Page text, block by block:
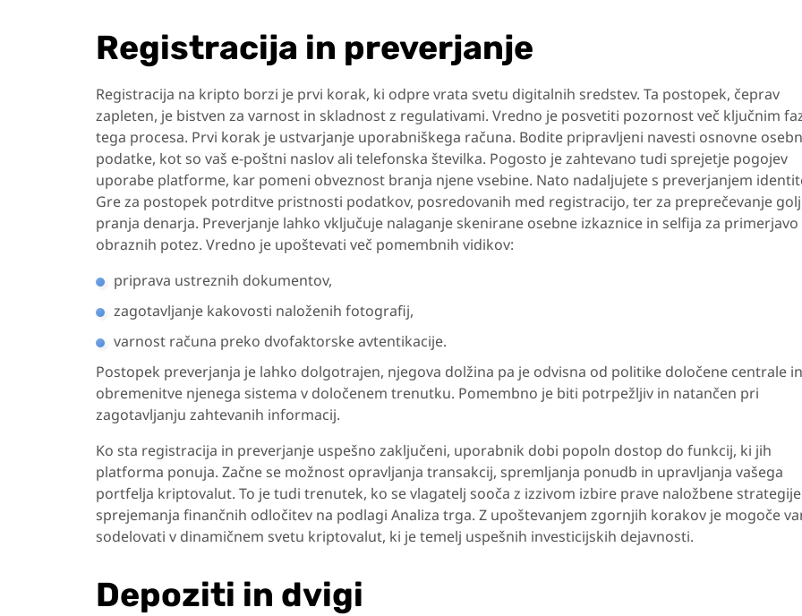
Registracija in preverjanje
Registracija na kripto borzi je prvi korak, ki odpre vrata svetu digitalnih sredstev. Ta postopek, čeprav
zapleten, je bistven za varnost in skladnost z regulativami. Vredno je posvetiti pozornost več ključnim
tega procesa. Prvi korak je ustvarjanje uporabniškega računa. Bodite pripravljeni navesti osnovne
podatke, kot so vaš e-poštni naslov ali telefonska številka. Pogosto je zahtevano tudi sprejetje pogojev
uporabe platforme, kar pomeni obveznost branja njene vsebine. Nato nadaljujete s preverjanjem
Gre za postopek potrditve pristnosti podatkov, posredovanih med registracijo, ter za preprečevanje
pranja denarja. Preverjanje lahko vključuje nalaganje skenirane osebne izkaznice in selfija za primerjavo
obraznih potez. Vredno je upoštevati več pomembnih vidikov:
priprava ustreznih dokumentov,
zagotavljanje kakovosti naloženih fotografij,
varnost računa preko dvofaktorske avtentikacije.
Postopek preverjanja je lahko dolgotrajen, njegova dolžina pa je odvisna od politike določene centrale in
obremenitve njenega sistema v določenem trenutku. Pomembno je biti potrpežljiv in natančen pri
zagotavljanju zahtevanih informacij.
Ko sta registracija in preverjanje uspešno zaključeni, uporabnik dobi popoln dostop do funkcij, ki jih
platforma ponuja. Začne se možnost opravljanja transakcij, spremljanja ponudb in upravljanja vašega
portfelja kriptovalut. To je tudi trenutek, ko se vlagatelj sooča z izzivom izbire prave naložbene
sprejemanja finančnih odločitev na podlagi Analiza trga. Z upoštevanjem zgornjih korakov je mogoče
sodelovati v dinamičnem svetu kriptovalut, ki je temelj uspešnih investicijskih dejavnosti.
Depoziti in dvigi